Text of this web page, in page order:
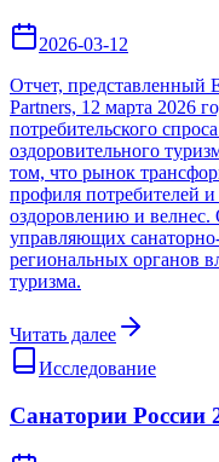
2026-03-12
Отчет, представленный
Partners, 12 марта 2026
потребительского
оздоровительного
том, что рынок
профиля потребителей
оздоровлению и велнес.
управляющих
региональных органов
туризма.
Читать далее
Исследование
Санатории России